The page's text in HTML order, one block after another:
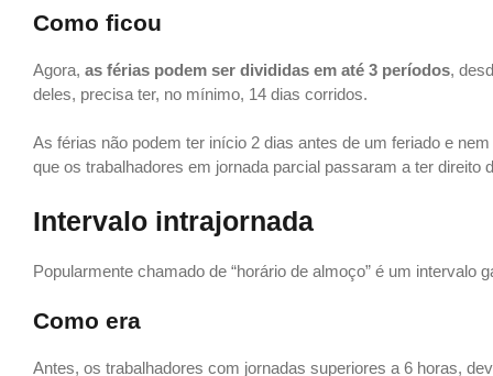
Como ficou
Agora, as férias podem ser divididas em até 3 períodos,
deles, precisa ter, no mínimo, 14 dias corridos.
As férias não podem ter início 2 dias antes de um feriado e
que os trabalhadores em jornada parcial passaram a ter
Intervalo intrajornada
Popularmente chamado de “horário de almoço” é um
Como era
Antes, os trabalhadores com jornadas superiores a 6 horas,